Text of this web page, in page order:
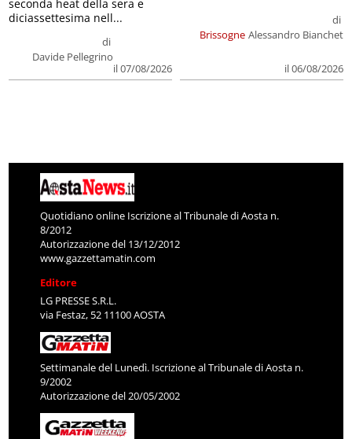
di
Davide Pellegrino
il 07/08/2026
seconda heat della sera e
diciassettesima nell...
Brissogne
di
Alessandro Bianchet
il 06/08/2026
Quotidiano online Iscrizione al Tribunale di Aosta n.
8/2012
Autorizzazione del 13/12/2012
www.gazzettamatin.com
Editore
LG PRESSE S.R.L.
via Festaz, 52 11100 AOSTA
Settimanale del Lunedì. Iscrizione al Tribunale di Aosta n.
9/2002
Autorizzazione del 20/05/2002